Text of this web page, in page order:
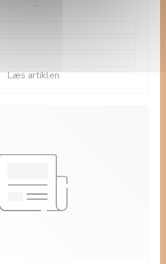
Læs artiklen((åbner i et nyt vindue))